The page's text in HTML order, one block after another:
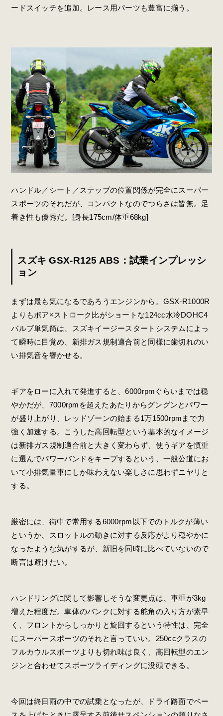
ードスイッチを追加。レース用パーツも豊富に揃う。
ハンドル／シート／ステップの位置関係が完全にスーパー
スポーツのそれだが、コンパクトなのでつらさは皆無。足
着き性も優秀だ。[身長175cm/体重68kg]
スズキ GSX-R125 ABS：試乗インプレッシ
ョン
まずは最も気になるであろうエンジンから。GSX‐R1000R
よりもボア×ストローク比がショートな124cc水冷DOHC4
バルブ単気筒は、スズキイージースタートシステムによっ
て瞬時に目覚め、新排ガス規制適合前と同様に歯切れのい
い排気音を響かせる。
ギアをローに入れて発進すると、6000rpmぐらいまでは穏
やかだが、7000rpmを超えたあたりからグングンとパワー
が盛り上がり、レッドゾーンの始まる1万1500rpmまで力
強く加速する。こうした高回転型という基本的なイメージ
は新排ガス規制適合前と大きく変わらず、使うギアを慎重
に選んでパワーバンドをキープするという、一般公道にお
いて小排気量車にしか味わえない楽しさに思わずニヤリと
する。
厳密には、街中で常用する6000rpm以下でのトルクが薄い
というか、スロットルの動きに対する反応がより穏やかに
なったような気がするが、新旧を同時に比べていないので
断言は避けたい。
ハンドリングに関して影響しそうな変更点は、車重が3kg
増えた程度だ。車体のバンクに対する舵角の入り方が素早
く、フロントからしっかりと旋回するという特性は、完全
にスーパースポーツのそれと言っていい。250ccクラスの
フルカウルスポーツよりも切れ味は良く、高回転型のエン
ジンと合わせてスポーツライディングに没頭できる。
今回は終日雨の中での試乗となったが、ドライ路面でペー